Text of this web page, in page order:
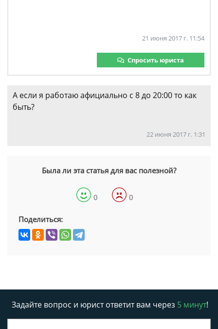
21 июня 2017 г. 11:54
Спросить юриста
А если я работаю афициально с 8 до 20:00 то как
быть?
22 июня 2017 г. 1:31
Была ли эта статья для вас полезной?
0 0
Поделиться:
Задайте вопрос и юрист ответит вам через 5 минут!